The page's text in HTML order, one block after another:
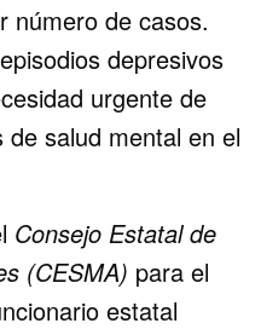
número de casos.
depresivos
urgente de
salud mental en el
Consejo Estatal de
(CESMA) para el
estatal